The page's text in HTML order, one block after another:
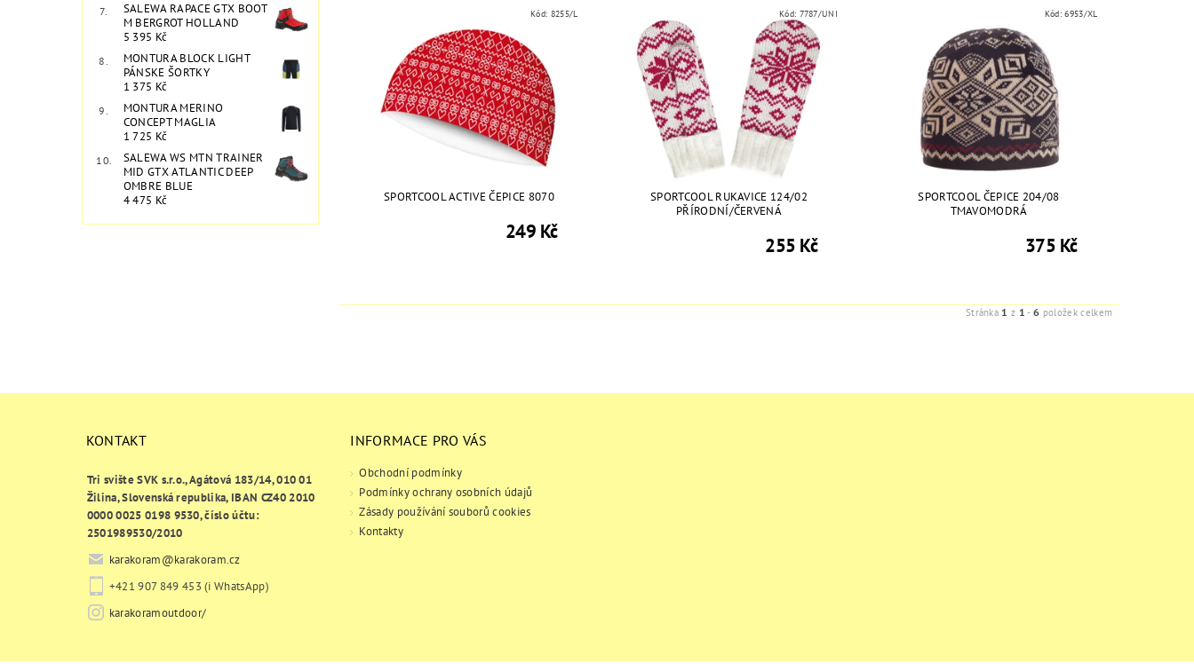
SALEWA RAPACE GTX BOOT
M BERGROT HOLLAND
5 395 Kč
MONTURA BLOCK LIGHT
PÁNSKE ŠORTKY
1 375 Kč
MONTURA MERINO
CONCEPT MAGLIA
1 725 Kč
SALEWA WS MTN TRAINER
MID GTX ATLANTIC DEEP
OMBRE BLUE
4 475 Kč
Kód: 8255/L
SPORTCOOL ACTIVE ČEPICE 8070
249 Kč
Kód: 7787/UNI
SPORTCOOL RUKAVICE 124/02
PŘÍRODNÍ/ČERVENÁ
255 Kč
Kód:6953/XL
SPORTCOOL ČEPICE 204/08
TMAVOMODRÁ
375 Kč
Stránka 1 z 1 -6 položek celkem
KONTAKT
Tri svište SVK s.r.o., Agátová 183/14, 010 01
Žilina, Slovenská republika, IBAN CZ40 2010
0000 0025 0198 9530, číslo účtu:
2501989530/2010
karakoram@karakoram.cz
+421 907 849 453 (i WhatsApp)
karakoramoutdoor/
INFORMACE PRO VÁS
Obchodní podmínky
Podmínky ochrany osobních údajů
Zásady používání souborů cookies
Kontakty